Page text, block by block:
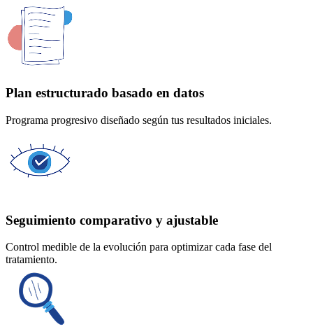
Plan estructurado basado en datos
Programa progresivo diseñado según tus resultados iniciales.
Seguimiento comparativo y ajustable
Control medible de la evolución para optimizar cada fase del
tratamiento.